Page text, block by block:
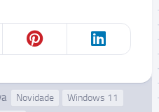
Novidade
Windows 11